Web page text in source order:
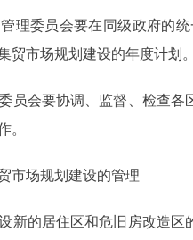
网上接诉即办
查
理委员会要在同级政府的
贸市场规划建设的年度计划
员会要协调、监督、检查各
。
市场规划建设的管理
新的居住区和危旧房改造区